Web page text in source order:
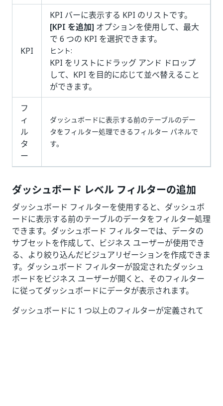
KPI
KPI バーに表示する KPI のリストです。
[KPI を追加] オプションを使用して、最大
で 6 つの KPI を選択できます。
ヒント:
KPI をリストにドラッグ アンド ドロップ
して、KPI を目的に応じて並べ替えること
ができます。
フ
ィ
ル
タ
ー
ダッシュボードに表示する前のテーブルのデー
タをフィルター処理できるフィルター パネルで
す。
ダッシュボード レベル フィルターの追加
ダッシュボード フィルターを使用すると、ダッシュボ
ードに表示する前のテーブルのデータをフィルター処理
できます。ダッシュボード フィルターでは、データの
サブセットを作成して、ビジネス ユーザーが使用でき
る、より絞り込んだビジュアリゼーションを作成できま
す。ダッシュボード フィルターが設定されたダッシュ
ボードをビジネス ユーザーが開くと、そのフィルター
に従ってダッシュボードにデータが表示されます。
ダッシュボードに 1 つ以上のフィルターが定義されて